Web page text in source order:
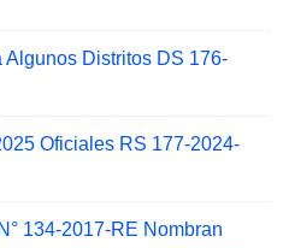
Distritos DS 176-
Oficiales RS 177-2024-
134-2017-RE Nombran